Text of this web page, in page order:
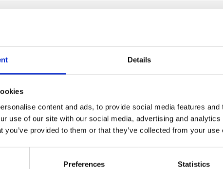
Details
content and ads, to provide social media features
use of our site with our social media, advertising and
you’ve provided to them or that they’ve collected from your
Preferences Statistics
verdoppelt sich binnen zwei Jahren
zum Chief Strategy & Transformation Officer
Kooperation zur Transformation finanzieller
Services wählt Esker Accounts Payable zur Steigerung
strategische Allianz zur Optimierung von